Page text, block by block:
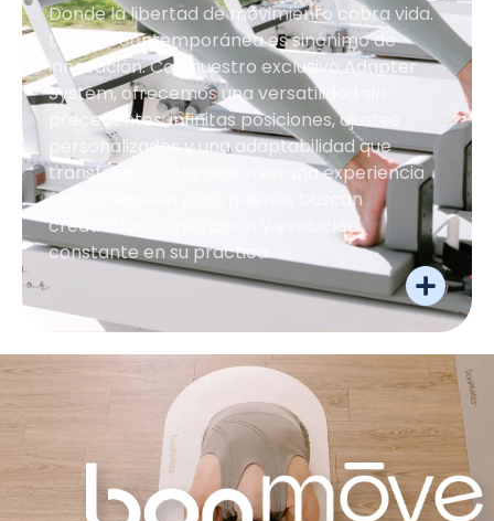
Donde la libertad de movimiento cobra vida.
La línea contemporánea es sinónimo de
innovación. Con nuestro exclusivo Adapter
System, ofrecemos una versatilidad sin
precedentes: infinitas posiciones, ajustes
personalizados y una adaptabilidad que
transforma cada sesión en una experiencia
única. Pensada para quienes buscan
creatividad, exploración y evolución
constante en su práctica.